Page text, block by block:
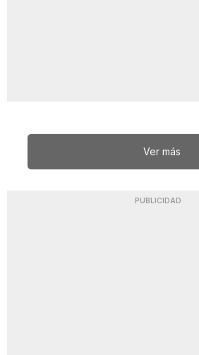
Ver más
PUBLICIDAD